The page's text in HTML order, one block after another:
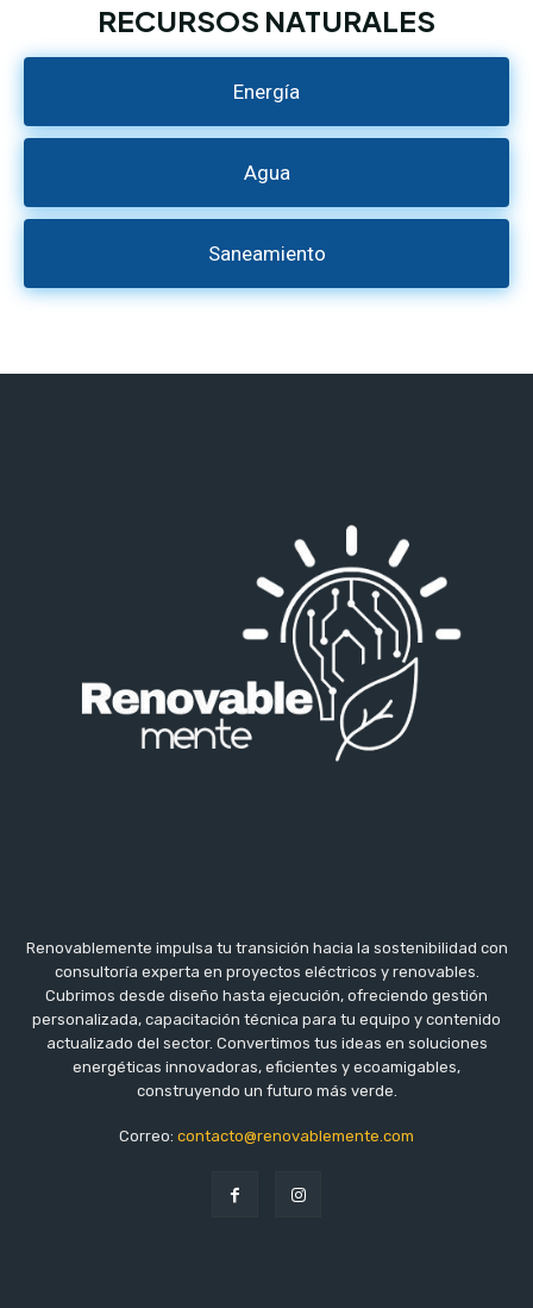
RECURSOS NATURALES
Energía
Agua
Saneamiento
Renovablemente impulsa tu transición hacia la sostenibilidad con
consultoría experta en proyectos eléctricos y renovables.
Cubrimos desde diseño hasta ejecución, ofreciendo gestión
personalizada, capacitación técnica para tu equipo y contenido
actualizado del sector. Convertimos tus ideas en soluciones
energéticas innovadoras, eficientes y ecoamigables,
construyendo un futuro más verde.
Correo: contacto@renovablemente.com